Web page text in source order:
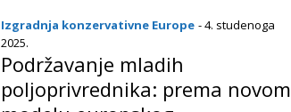
Izgradnja konzervativne Europe - 4. studenoga
2025.
Podržavanje mladih
poljoprivrednika: prema novom